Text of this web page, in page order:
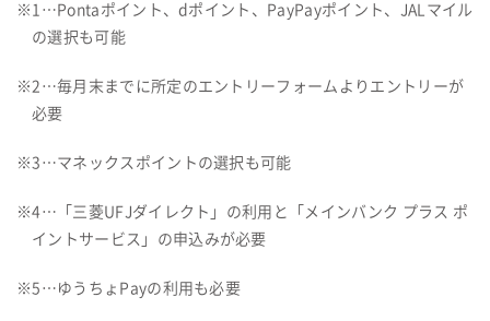
※1…Pontaポイント、dポイント、PayPayポイント、JALマイル
の選択も可能
※2…毎月末までに所定のエントリーフォームよりエントリーが
必要
※3…マネックスポイントの選択も可能
※4…「三菱UFJダイレクト」の利用と「メインバンク プラス ポ
イントサービス」の申込みが必要
※5…ゆうちょPayの利用も必要